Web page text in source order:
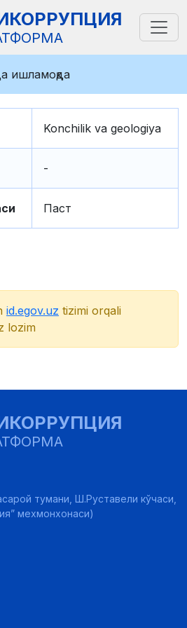
ишламоқда
Konchilik va geologiya
-
Паст
id.egov.uz tizimi orqali
lozim
тумани, Ш.Руставели кўчаси,
мехмонхонаси)